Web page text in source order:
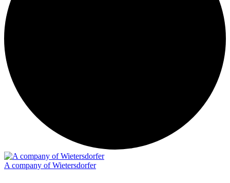
A company of Wietersdorfer